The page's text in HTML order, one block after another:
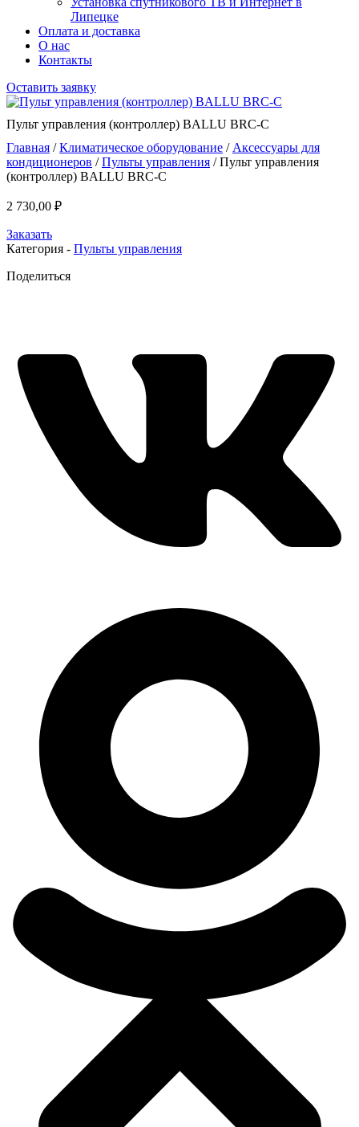
Липецке
Оплата и доставка
О нас
Контакты
Оставить заявку
Пульт управления (контроллер) BALLU BRC-C
Главная /Климатическое оборудование / Аксессуары для
кондиционеров /Пульты управления / Пульт управления
(контроллер) BALLU BRC-C
2 730,00 ₽
Заказать
Категория - Пульты управления
Поделиться